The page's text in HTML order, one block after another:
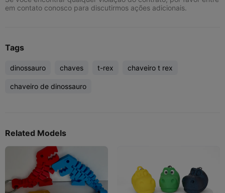
em contato conosco para discutirmos ações adicionais.
Tags
dinossauro chaves t-rex chaveiro t rex
chaveiro de dinossauro
Related Models